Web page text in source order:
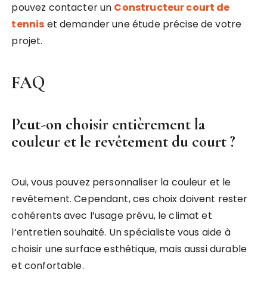
pouvez contacter un Constructeur court de
tennis et demander une étude précise de votre
projet.
FAQ
Peut-on choisir entièrement la
couleur et le revêtement du court ?
Oui, vous pouvez personnaliser la couleur et le
revêtement. Cependant, ces choix doivent rester
cohérents avec l’usage prévu, le climat et
l’entretien souhaité. Un spécialiste vous aide à
choisir une surface esthétique, mais aussi durable
et confortable.